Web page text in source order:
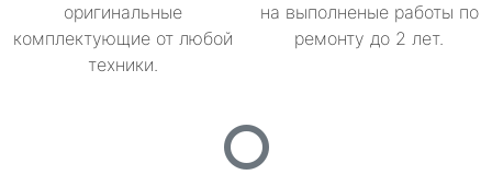
оригинальные
комплектующие от любой
техники.
на выполненые работы по
ремонту до 2 лет.